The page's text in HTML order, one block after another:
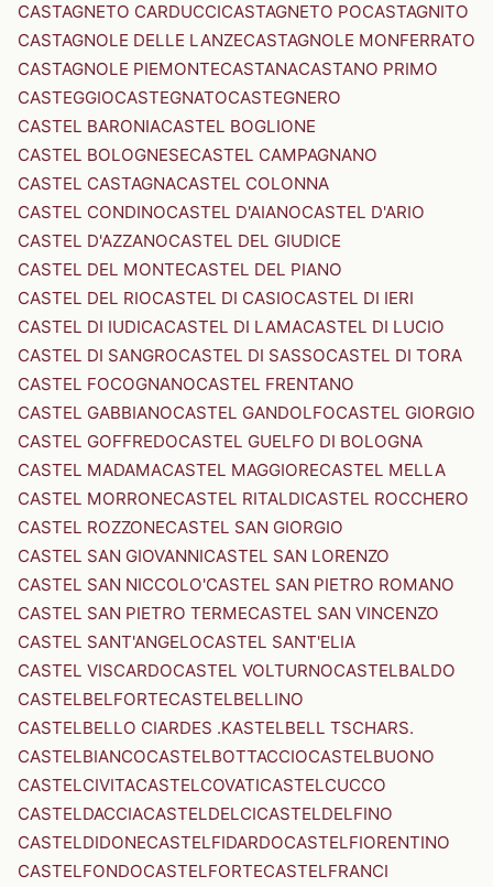
CASTAGNETO CARDUCCICASTAGNETO POCASTAGNITO
CASTAGNOLE DELLE LANZECASTAGNOLE MONFERRATO
CASTAGNOLE PIEMONTECASTANACASTANO PRIMO
CASTEGGIOCASTEGNATOCASTEGNERO
CASTEL BARONIACASTEL BOGLIONE
CASTEL BOLOGNESECASTEL CAMPAGNANO
CASTEL CASTAGNACASTEL COLONNA
CASTEL CONDINOCASTEL D'AIANOCASTEL D'ARIO
CASTEL D'AZZANOCASTEL DEL GIUDICE
CASTEL DEL MONTECASTEL DEL PIANO
CASTEL DEL RIOCASTEL DI CASIOCASTEL DI IERI
CASTEL DI IUDICACASTEL DI LAMACASTEL DI LUCIO
CASTEL DI SANGROCASTEL DI SASSOCASTEL DI TORA
CASTEL FOCOGNANOCASTEL FRENTANO
CASTEL GABBIANOCASTEL GANDOLFOCASTEL GIORGIO
CASTEL GOFFREDOCASTEL GUELFO DI BOLOGNA
CASTEL MADAMACASTEL MAGGIORECASTEL MELLA
CASTEL MORRONECASTEL RITALDICASTEL ROCCHERO
CASTEL ROZZONECASTEL SAN GIORGIO
CASTEL SAN GIOVANNICASTEL SAN LORENZO
CASTEL SAN NICCOLO'CASTEL SAN PIETRO ROMANO
CASTEL SAN PIETRO TERMECASTEL SAN VINCENZO
CASTEL SANT'ANGELOCASTEL SANT'ELIA
CASTEL VISCARDOCASTEL VOLTURNOCASTELBALDO
CASTELBELFORTECASTELBELLINO
CASTELBELLO CIARDES .KASTELBELL TSCHARS.
CASTELBIANCOCASTELBOTTACCIOCASTELBUONO
CASTELCIVITACASTELCOVATICASTELCUCCO
CASTELDACCIACASTELDELCICASTELDELFINO
CASTELDIDONECASTELFIDARDOCASTELFIORENTINO
CASTELFONDOCASTELFORTECASTELFRANCI